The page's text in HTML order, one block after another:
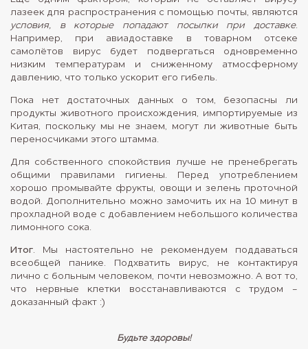
лазеек для распространения с помощью почты, являются
условия, в которые попадают посылки при доставке.
Например, при авиадоставке в товарном отсеке
самолётов вирус будет подвергаться одновременно
низким температурам и сниженному атмосферному
давлению, что только ускорит его гибель.
Пока нет достаточных данных о том, безопасны ли
продукты животного происхождения, импортируемые из
Китая, поскольку мы не знаем, могут ли животные быть
переносчиками этого штамма.
Для собственного спокойствия лучше не пренебрегать
общими правилами гигиены. Перед употреблением
хорошо промывайте фрукты, овощи и зелень проточной
водой. Дополнительно можно замочить их на 10 минут в
прохладной воде с добавлением небольшого количества
лимонного сока.
Итог. Мы настоятельно не рекомендуем поддаваться
всеобщей панике. Подхватить вирус, не контактируя
лично с больным человеком, почти невозможно. А вот то,
что нервные клетки восстанавливаются с трудом -
доказанный факт :)
Будьте здоровы!